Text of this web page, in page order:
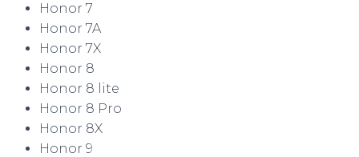
Honor 7
Honor 7A
Honor 7X
Honor 8
Honor 8 lite
Honor 8 Pro
Honor 8X
Honor 9